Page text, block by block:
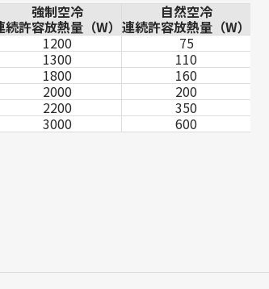
強制空冷
続許容放熱量（W）
自然空冷
連続許容放熱量（W）
1200
75
1300
110
1800
160
2000
200
2200
350
3000
600